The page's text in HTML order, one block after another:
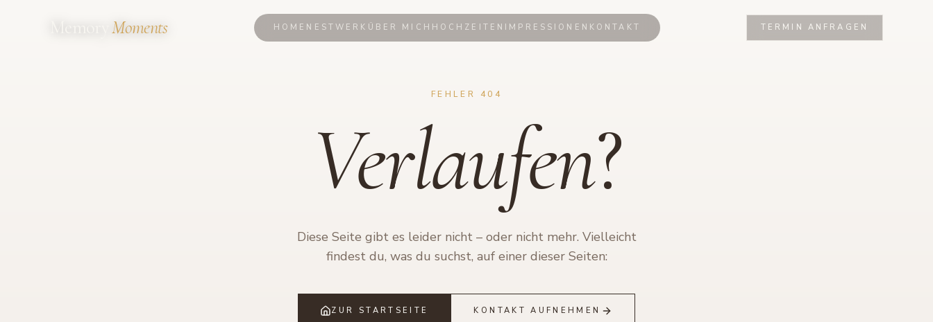
Moments HOME NESTWERK ÜBER MICH HOCHZEITEN IMPRESSIONEN KONTAKT TERMIN ANFRAGEN
FEHLER 404
Verlaufen?
Diese Seite gibt es leider nicht – oder nicht mehr. Vielleicht
findest du, was du suchst, auf einer dieser Seiten:
ZUR STARTSEITE KONTAKT AUFNEHMEN